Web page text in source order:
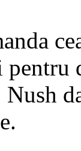
pentru
Nush